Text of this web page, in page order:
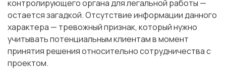
контролирующего органа для легальной работы —
остается загадкой. Отсутствие информации данного
характера — тревожный признак, который нужно
учитывать потенциальным клиентам в момент
принятия решения относительно сотрудничества с
проектом.